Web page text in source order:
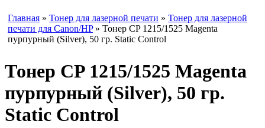
Главная » Тонер для лазерной печати » Тонер для лазерной
печати для Canon/HP» Тонер CP 1215/1525 Magenta
пурпурный (Silver), 50 гр. Static Control
Тонер CP 1215/1525 Magenta
пурпурный (Silver), 50 гр.
Static Control